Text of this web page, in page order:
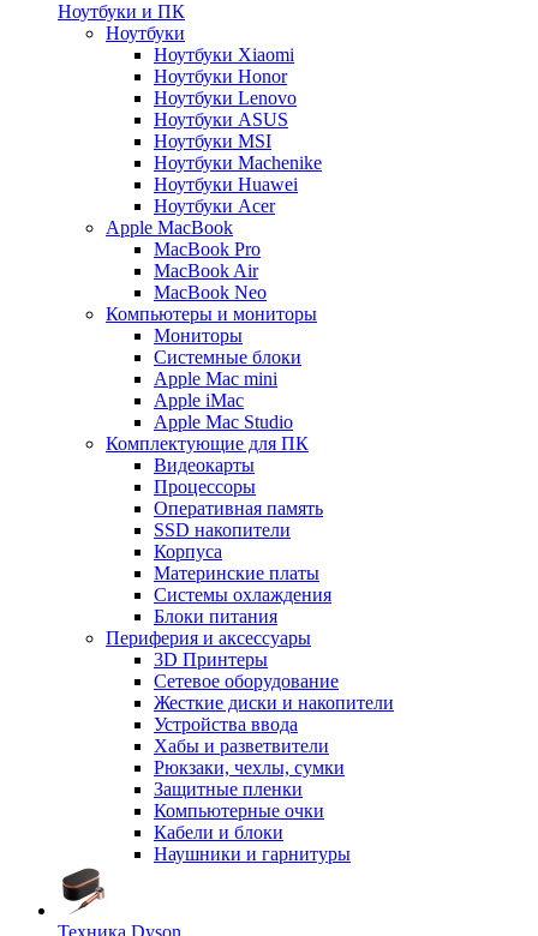
Ноутбуки и ПК
Ноутбуки
Ноутбуки Xiaomi
Ноутбуки Honor
Ноутбуки Lenovo
Ноутбуки ASUS
Ноутбуки MSI
Ноутбуки Machenike
Ноутбуки Huawei
Ноутбуки Acer
Apple MacBook
MacBook Pro
MacBook Air
MacBook Neo
Компьютеры и мониторы
Мониторы
Системные блоки
Apple Mac mini
Apple iMac
Apple Mac Studio
Комплектующие для ПК
Видеокарты
Процессоры
Оперативная память
SSD накопители
Корпуса
Материнские платы
Системы охлаждения
Блоки питания
Периферия и аксессуары
3D Принтеры
Сетевое оборудование
Жесткие диски и накопители
Устройства ввода
Хабы и разветвители
Рюкзаки, чехлы, сумки
Защитные пленки
Компьютерные очки
Кабели и блоки
Наушники и гарнитуры
Техника Dyson